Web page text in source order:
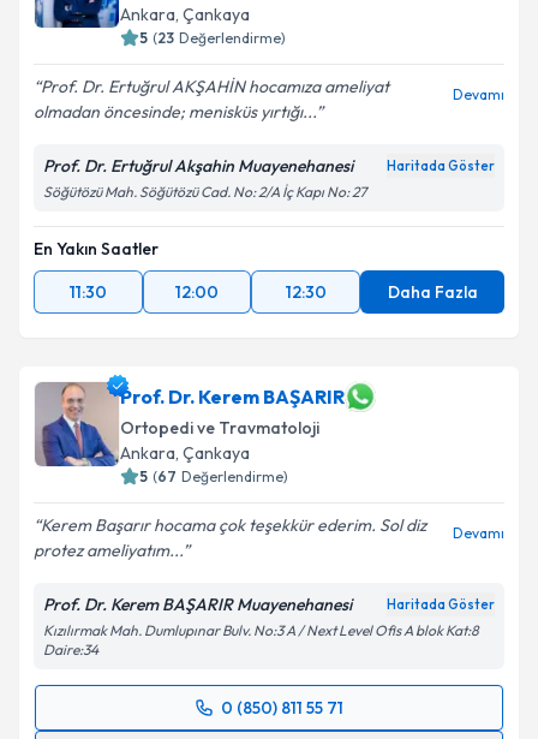
Ankara, Çankaya
5 (23 Değerlendirme)
Prof. Dr. Ertuğrul AKŞAHİN hocamıza ameliyat
olmadan öncesinde; menisküs yırtığı...
Devamı
Prof. Dr. Ertuğrul Akşahin Muayenehanesi Haritada Göster
Söğütözü Mah. Söğütözü Cad. No: 2/A İç Kapı No: 27
En Yakın Saatler
11:30
12:00 12:30 Daha Fazla
Prof. Dr. Kerem BAŞARIR
Ortopedi ve Travmatoloji
Ankara, Çankaya
5 (67 Değerlendirme)
Kerem Başarır hocama çok teşekkür ederim. Sol diz
protez ameliyatım...
Devamı
Prof. Dr. Kerem BAŞARIR Muayenehanesi Haritada Göster
Kızılırmak Mah. Dumlupınar Bulv. No:3 A / Next Level Ofis A blok Kat:8
Daire:34
0 (850) 811 55 71
Randevu Takvimi Talebi